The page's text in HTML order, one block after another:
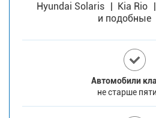
Hyundai Solaris Kia Rio
и подобные
Автомобили
не старше